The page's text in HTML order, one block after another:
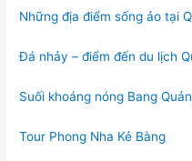
Những địa điểm sống ảo tại
Đá nhảy – điểm đến du lịch
Suối khoáng nóng Bang
Tour Phong Nha Kẻ Bàng